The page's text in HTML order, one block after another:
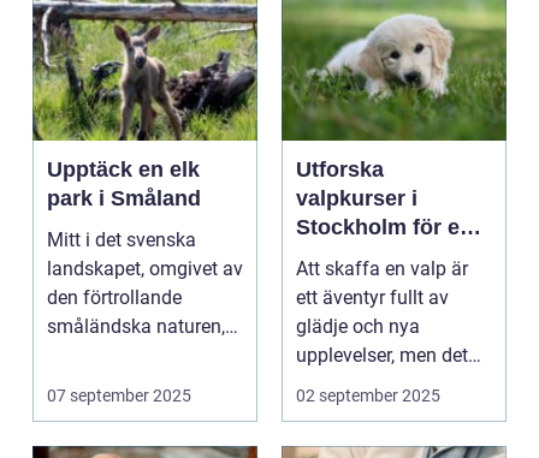
Upptäck en elk
park i Småland
Mitt i det svenska
landskapet, omgivet av
den förtrollande
småländska naturen,
07 september 2025
Utforska
valpkurser i
Stockholm för en
lycklig och
välanpassad valp
Att skaffa en valp är
ett äventyr fullt av
glädje och nya
upplevelser, men det
st&aum...
02 september 2025